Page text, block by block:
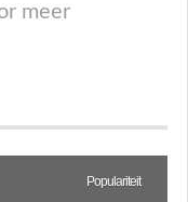
meer
Populariteit